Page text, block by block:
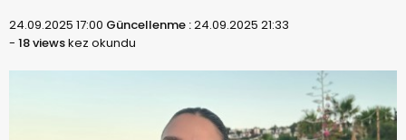
24.09.2025 17:00 Güncellenme :24.09.2025 21:33
- 18 viewskez okundu